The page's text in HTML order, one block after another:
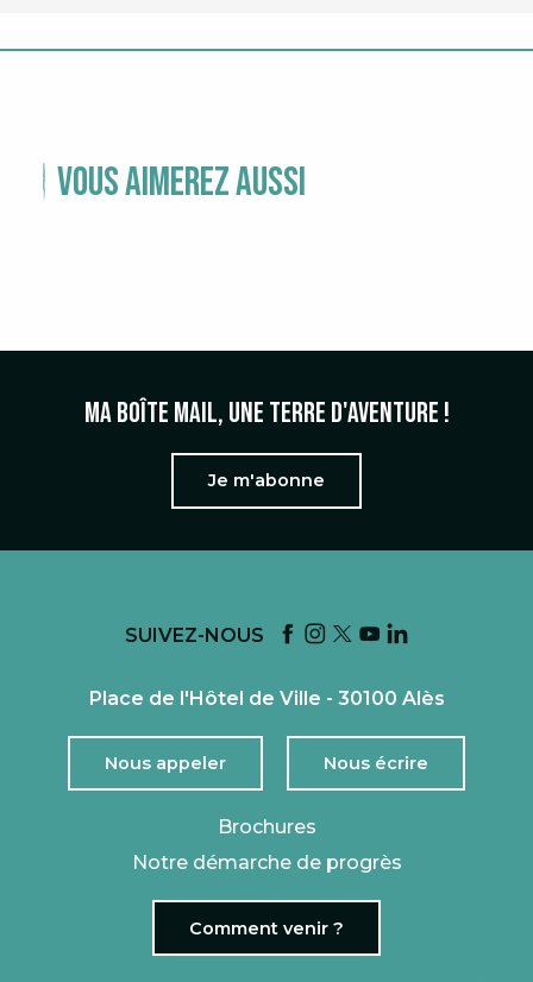
Vous aimerez aussi
Ma boîte mail, une terre d'aventure !
Je m'abonne
SUIVEZ-NOUS
Place de l'Hôtel de Ville - 30100 Alès
Nous appeler Nous écrire
Brochures
Notre démarche de progrès
Comment venir ?